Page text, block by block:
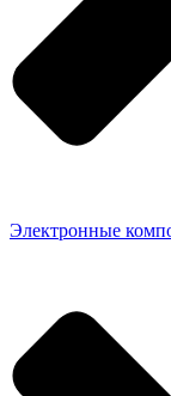
Электронные